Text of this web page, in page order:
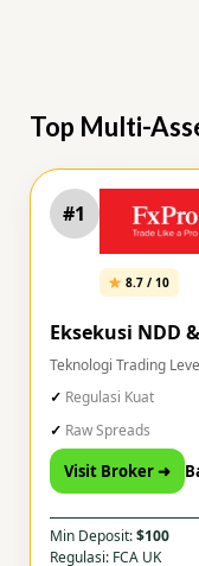
Top Multi-
#1
8.7 / 10
Eksekusi NDD
Teknologi Trading
Regulasi Kuat
Raw Spreads
Visit Broker ➜
Min Deposit:$100
Regulasi: FCA UK